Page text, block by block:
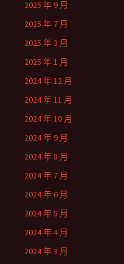
2025 年 9 月
2025 年 7 月
2025 年 3 月
2025 年 1 月
2024 年 12 月
2024 年 11 月
2024 年 10 月
2024 年 9 月
2024 年 8 月
2024 年 7 月
2024 年 6 月
2024 年 5 月
2024 年 4 月
2024 年 3 月